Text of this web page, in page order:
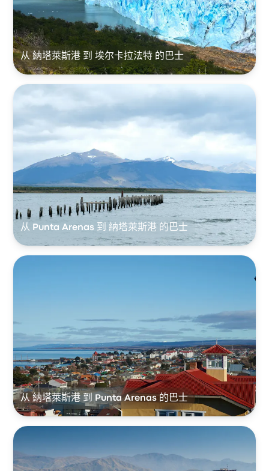
从 納塔萊斯港 到 埃尔卡拉法特 的巴士
从 Punta Arenas 到 納塔萊斯港 的巴士
从 納塔萊斯港 到 Punta Arenas 的巴士